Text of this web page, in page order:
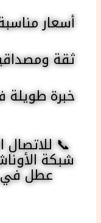
أسعار
ثقة
خبرة طويلة
📞 للاتصال
شبكة
عطل في